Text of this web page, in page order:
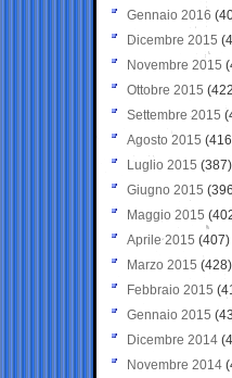
Gennaio 2016
Dicembre 2015
Novembre 2015
Ottobre 2015
Settembre 2015
Agosto 2015
Luglio 2015 (387)
Giugno 2015
Maggio 2015
Aprile 2015 (407)
Marzo 2015 (428)
Febbraio 2015
Gennaio 2015
Dicembre 2014
Novembre 2014